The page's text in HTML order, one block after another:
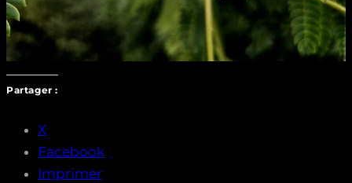
Partager :
X
Facebook
Imprimer